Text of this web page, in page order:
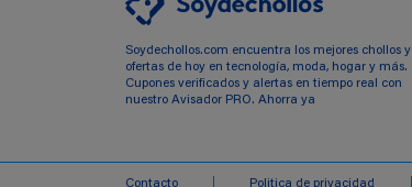
Soydechollos.com encuentra los mejores chollos y
ofertas de hoy en tecnología, moda, hogar y más.
Cupones verificados y alertas en tiempo real con
nuestro Avisador PRO. Ahorra ya
Contacto Politica de privacidad